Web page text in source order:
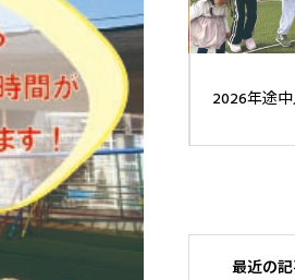
2026 2026年途
最近の